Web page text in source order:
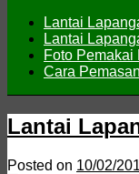
Lantai
Lantai
Foto Pemakai
Cara
Lantai
Posted on 10/02/